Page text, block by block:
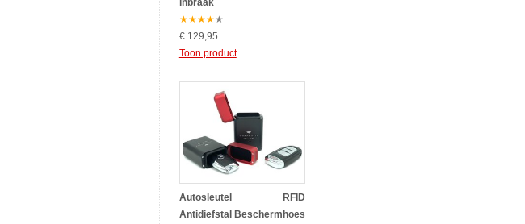
inbraak
★★★★★
€ 129,95
Toon product
Autosleutel RFID
Antidiefstal Beschermhoes